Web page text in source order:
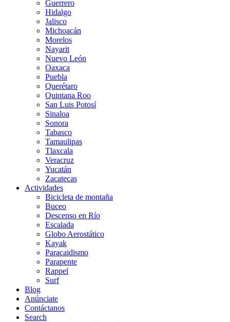
Guerrero
Hidalgo
Jalisco
Michoacán
Morelos
Nayarit
Nuevo León
Oaxaca
Puebla
Querétaro
Quintana Roo
San Luis Potosí
Sinaloa
Sonora
Tabasco
Tamaulipas
Tlaxcala
Veracruz
Yucatán
Zacatecas
Actividades
Bicicleta de montaña
Buceo
Descenso en Río
Escalada
Globo Aerostático
Kayak
Paracaidismo
Parapente
Rappel
Surf
Blog
Anúnciate
Contáctanos
Search